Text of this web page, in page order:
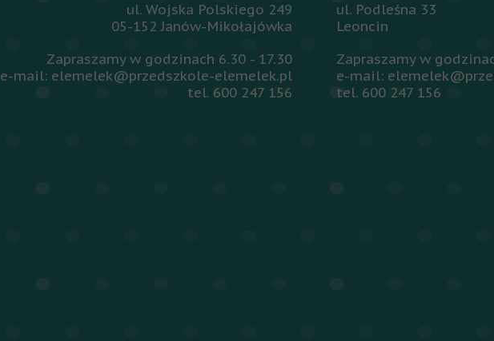
ul. Podleśna 33
Leoncin
Zapraszamy w
e-mail:
tel. 600 247 156
ul. Wojska Polskiego 249
05-152 Janów-Mikołajówka
Zapraszamy w godzinach 6.30 - 17.30
e-mail: elemelek@przedszkole-elemelek.pl
tel. 600 247 156